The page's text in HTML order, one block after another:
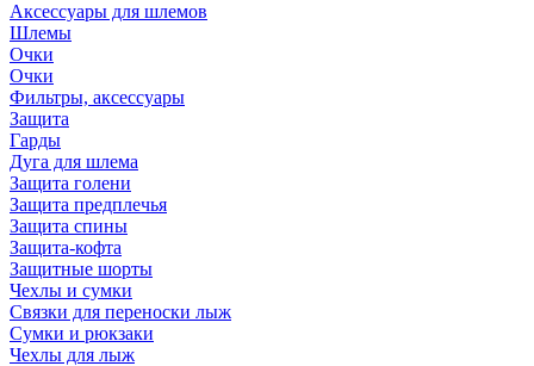
Аксессуары для шлемов
Шлемы
Очки
Очки
Фильтры, аксессуары
Защита
Гарды
Дуга для шлема
Защита голени
Защита предплечья
Защита спины
Защита-кофта
Защитные шорты
Чехлы и сумки
Связки для переноски лыж
Сумки и рюкзаки
Чехлы для лыж